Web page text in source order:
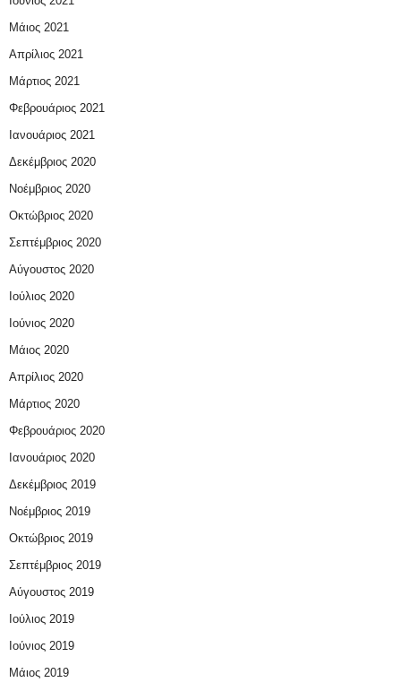
Μάιος 2021
Απρίλιος 2021
Μάρτιος 2021
Φεβρουάριος 2021
Ιανουάριος 2021
Δεκέμβριος 2020
Νοέμβριος 2020
Οκτώβριος 2020
Σεπτέμβριος 2020
Αύγουστος 2020
Ιούλιος 2020
Ιούνιος 2020
Μάιος 2020
Απρίλιος 2020
Μάρτιος 2020
Φεβρουάριος 2020
Ιανουάριος 2020
Δεκέμβριος 2019
Νοέμβριος 2019
Οκτώβριος 2019
Σεπτέμβριος 2019
Αύγουστος 2019
Ιούλιος 2019
Ιούνιος 2019
Μάιος 2019